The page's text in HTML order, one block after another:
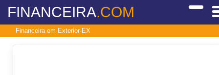
FINANCEIRA.COM
Financeira em Exterior-EX